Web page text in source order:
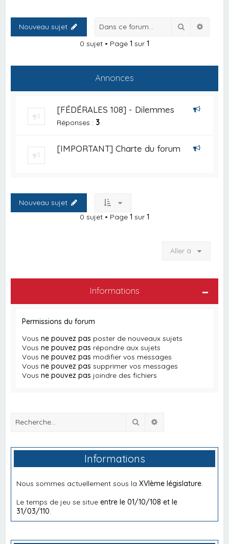
Nouveau sujet Rechercher
0 sujet • Page 1 sur 1
Annonces
[FÉDÉRALES 108] - Dilemmes
Réponses : 3
[IMPORTANT] Charte du forum
Nouveau sujet
0 sujet • Page 1 sur 1
Aller à
Informations
Permissions du forum
Vousne pouvez pas poster de nouveaux sujets
Vousne pouvez pas répondre aux sujets
Vousne pouvez pas modifier vos messages
Vousne pouvez pas supprimer vos messages
Vousne pouvez pas joindre des fichiers
Rechercher
Informations
Nous sommes actuellement sous laXVIème législature
Le temps de jeu se situeentre le 01/10/108 et le
31/03/110